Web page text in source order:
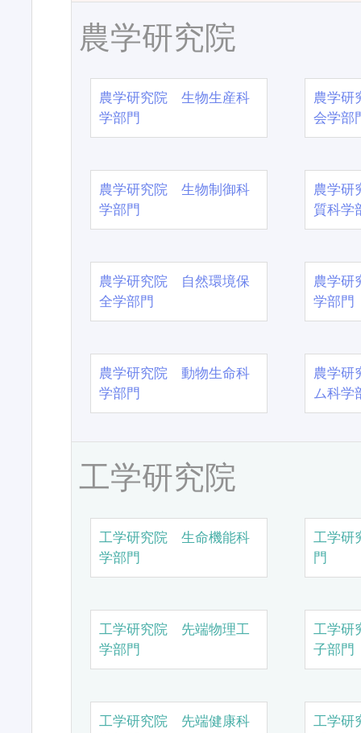
農学研究院
農学研究院 生物生産科
学部門
農学
会学部
農学研究院 生物制御科
学部門
農学
質科学
農学研究院 自然環境保
全学部門
農学
学部門
農学研究院 動物生命科
学部門
農学
ム科学
工学研究院
工学研究院 生命機能科
学部門
工学研
門
工学研究院 先端物理工
学部門
工学研
子部門
工学研究院 先端健康科
工学研